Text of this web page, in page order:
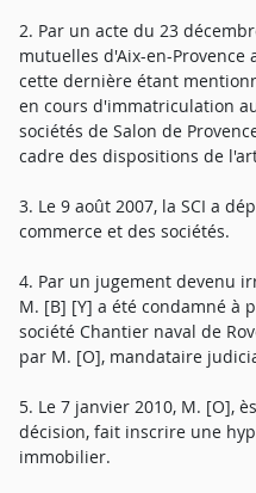
2. Par un acte du 23
mutuelles d'Aix-en-Provence
cette dernière étant
en cours d'immatriculation
sociétés de Salon de
cadre des dispositions de
3. Le 9 août 2007, la SCI a
commerce et des sociétés.
4. Par un jugement devenu
M. [B] [Y] a été condamné à
société Chantier naval de
par M. [O], mandataire
5. Le 7 janvier 2010, M. [O],
décision, fait inscrire une
immobilier.